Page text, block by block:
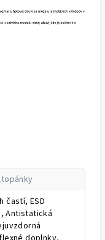
častí, ESD
Antistatická